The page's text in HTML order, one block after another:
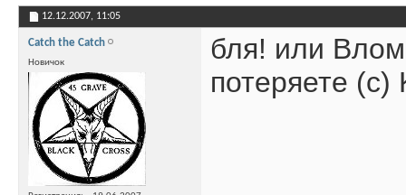
12.12.2007, 11:05
Catch the Catch
Новичок
бля! или
потеряете (с)